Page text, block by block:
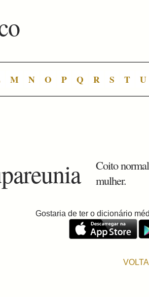
M N O P Q R S T U
Coito
mulher.
Gostaria de ter o dicionário